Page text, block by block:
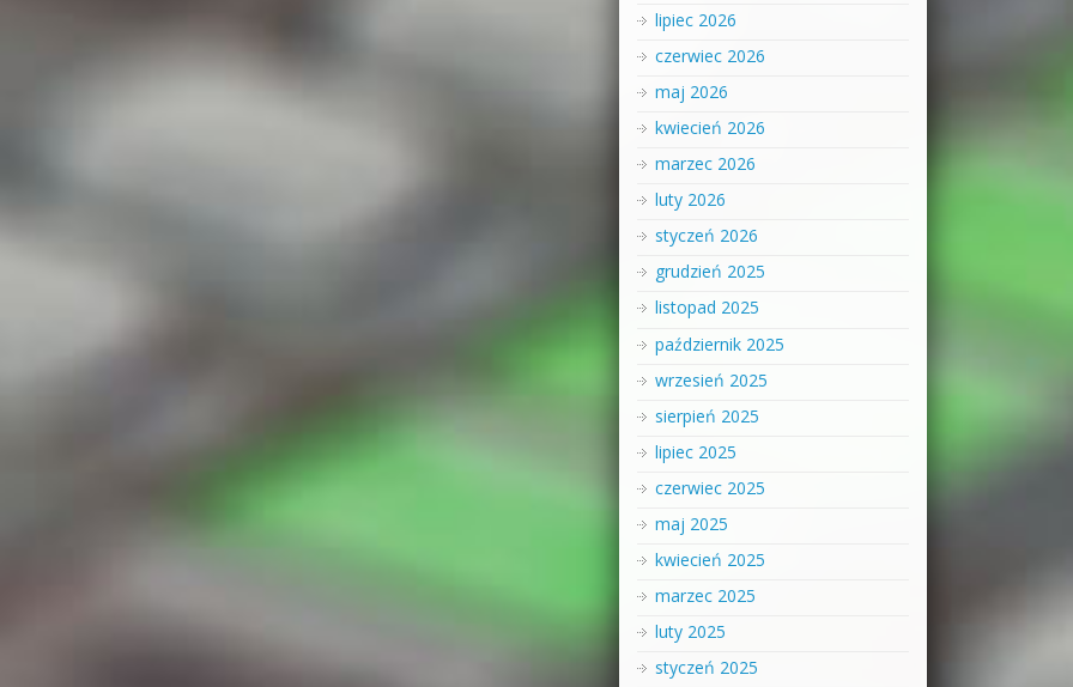
lipiec 2026
czerwiec 2026
maj 2026
kwiecień 2026
marzec 2026
luty 2026
styczeń 2026
grudzień 2025
listopad 2025
październik 2025
wrzesień 2025
sierpień 2025
lipiec 2025
czerwiec 2025
maj 2025
kwiecień 2025
marzec 2025
luty 2025
styczeń 2025